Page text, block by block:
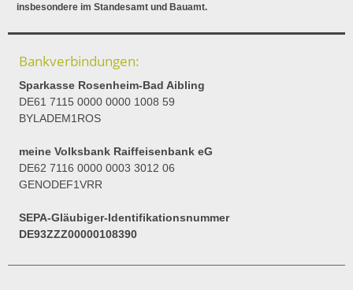
insbesondere im Standesamt und Bauamt.
Bankverbindungen:
Sparkasse Rosenheim-Bad Aibling
DE61 7115 0000 0000 1008 59
BYLADEM1ROS
meine Volksbank Raiffeisenbank eG
DE62 7116 0000 0003 3012 06
GENODEF1VRR
SEPA-Gläubiger-Identifikationsnummer
DE93ZZZ00000108390